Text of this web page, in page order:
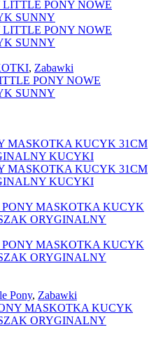
, Zabawki
PONY NOWE
SUNNY
Pony, Zabawki
MASKOTKA KUCYK
ORYGINALNY